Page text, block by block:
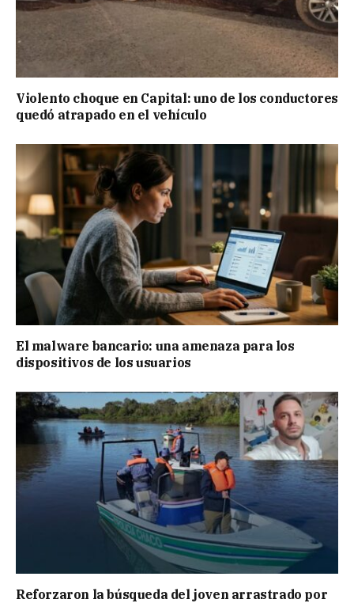
Violento choque en Capital: uno de los conductores
quedó atrapado en el vehículo
El malware bancario: una amenaza para los
dispositivos de los usuarios
Reforzaron la búsqueda del joven arrastrado por